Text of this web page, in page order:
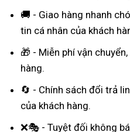
🚚 - Giao hàng nhanh
tin cá nhân của khách
🎁 - Miễn phí vận
hàng.
🔄 - Chính sách đổi trả
của khách hàng.
❌🎭 - Tuyệt đối không